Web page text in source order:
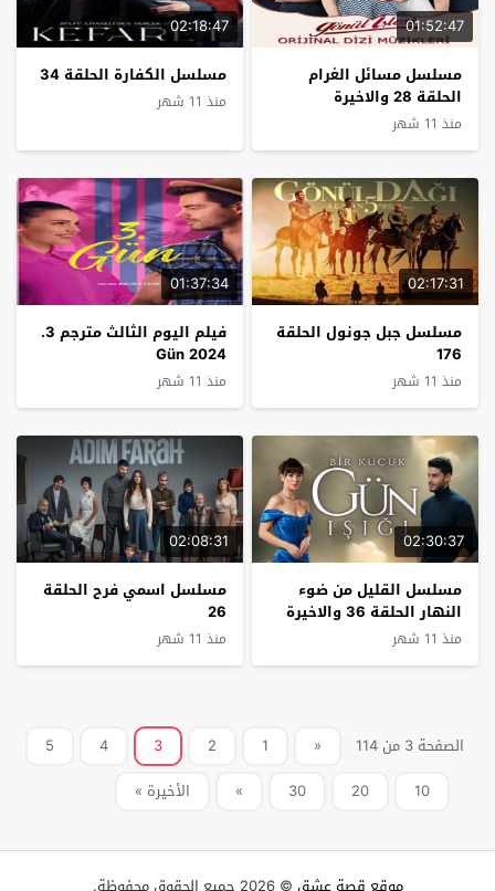
01:52:47
مسلسل مسائل الغرام
الحلقة 28 والاخيرة
منذ 11 شهر
02:18:47
مسلسل الكفارة الحلقة 34
منذ 11 شهر
02:17:31
مسلسل جبل جونول الحلقة
176
منذ 11 شهر
01:37:34
فيلم اليوم الثالث مترجم 3.
Gün 2024
منذ 11 شهر
02:30:37
مسلسل القليل من ضوء
النهار الحلقة 36 والاخيرة
منذ 11 شهر
02:08:31
مسلسل اسمي فرح الحلقة
26
منذ 11 شهر
الصفحة 3 من 114 «
1
2
3
4
5
10
20
30
» الأخيرة »